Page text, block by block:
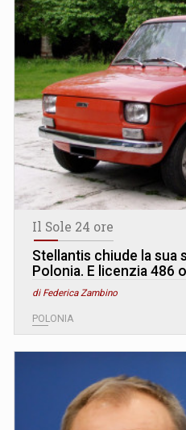
Il Sole 24 ore
Stellantis chiude la sua
Polonia. E licenzia 486
di Federica Zambino
POLONIA